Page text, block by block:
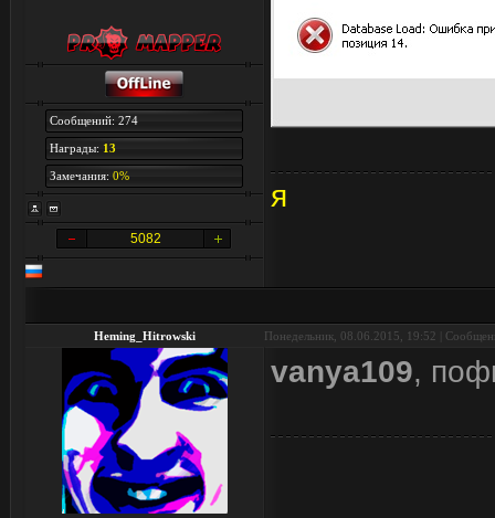
Сообщений: 274
Награды: 13
Замечания: 0%
5082
я
Heming_Hitrowski Понедельник, 08.06.2015, 19:52 |
vanya109,